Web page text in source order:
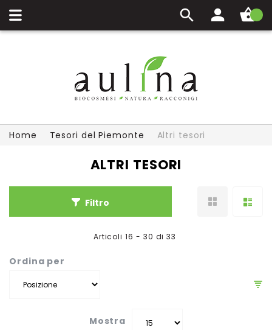
Carrello
Home Tesori del Piemonte Altri tesori
ALTRI TESORI
Filtro
Ordina per
Articoli 16 - 30 di 33
Mostra